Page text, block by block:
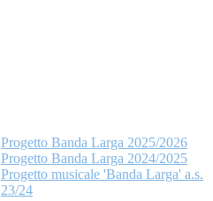
Progetto Banda Larga 2025/2026
Progetto Banda Larga 2024/2025
Progetto musicale 'Banda Larga' a.s.
23/24